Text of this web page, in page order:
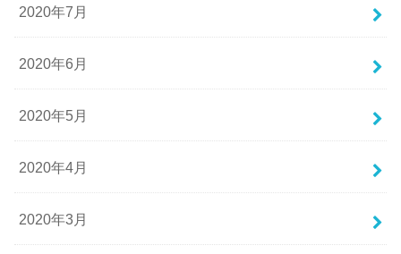
2020年7月
2020年6月
2020年5月
2020年4月
2020年3月